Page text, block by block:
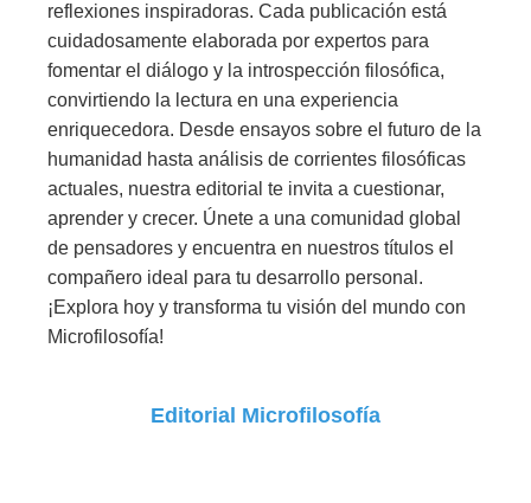
reflexiones inspiradoras. Cada publicación está
cuidadosamente elaborada por expertos para
fomentar el diálogo y la introspección filosófica,
convirtiendo la lectura en una experiencia
enriquecedora. Desde ensayos sobre el futuro de la
humanidad hasta análisis de corrientes filosóficas
actuales, nuestra editorial te invita a cuestionar,
aprender y crecer. Únete a una comunidad global
de pensadores y encuentra en nuestros títulos el
compañero ideal para tu desarrollo personal.
¡Explora hoy y transforma tu visión del mundo con
Microfilosofía!
Editorial Microfilosofía